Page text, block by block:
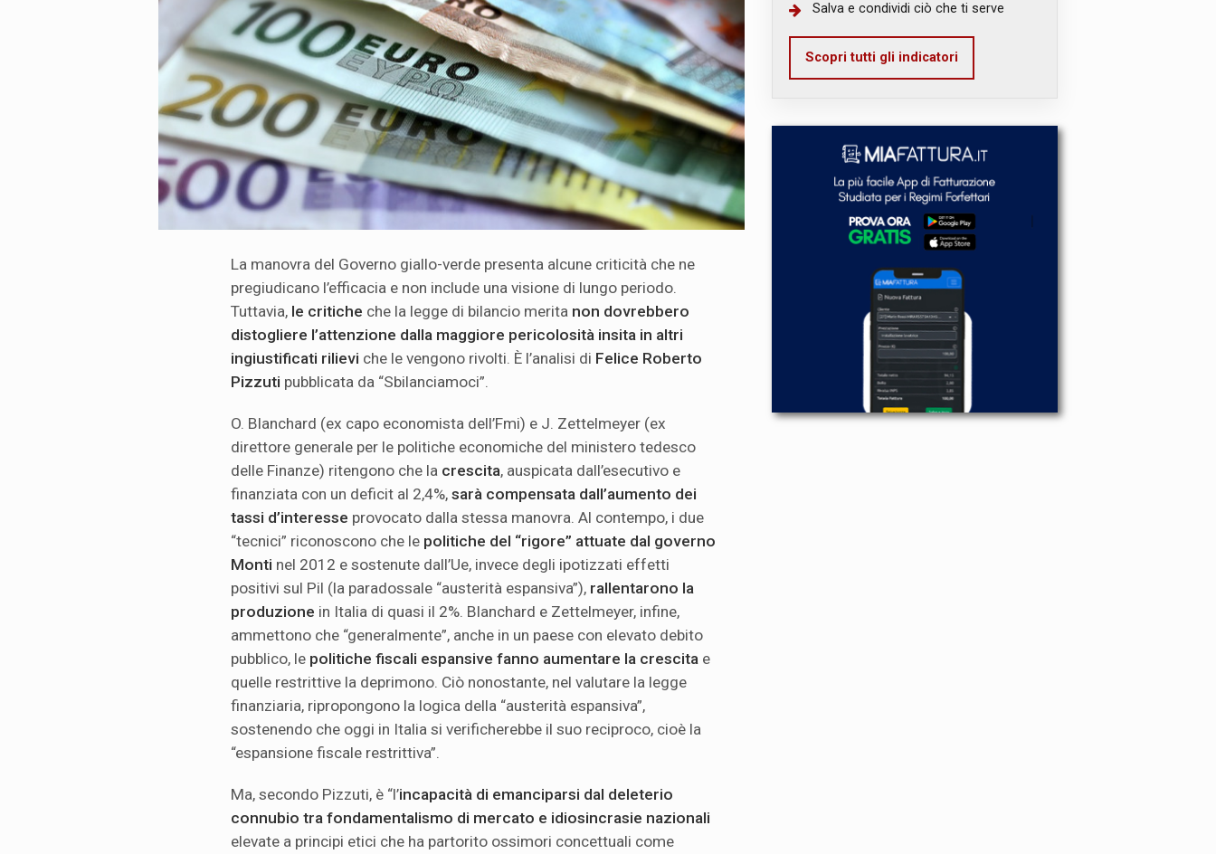
La manovra del Governo giallo-verde presenta alcune criticità che ne
pregiudicano l’efficacia e non include una visione di lungo periodo.
Tuttavia, le critiche che la legge di bilancio merita non dovrebbero
distogliere l’attenzione dalla maggiore pericolosità insita in altri
ingiustificati rilievi che le vengono rivolti. È l’analisi di Felice Roberto
Pizzuti pubblicata da “Sbilanciamoci”.
O. Blanchard (ex capo economista dell’Fmi) e J. Zettelmeyer (ex
direttore generale per le politiche economiche del ministero tedesco
delle Finanze) ritengono che la crescita, auspicata dall’esecutivo e
finanziata con un deficit al 2,4%, sarà compensata dall’aumento dei
tassi d’interesse provocato dalla stessa manovra. Al contempo, i due
“tecnici” riconoscono che le politiche del “rigore” attuate dal governo
Monti nel 2012 e sostenute dall’Ue, invece degli ipotizzati effetti
positivi sul Pil (la paradossale “austerità espansiva”), rallentarono la
produzione in Italia di quasi il 2%. Blanchard e Zettelmeyer, infine,
ammettono che “generalmente”, anche in un paese con elevato debito
pubblico, le politiche fiscali espansive fanno aumentare la crescita e
quelle restrittive la deprimono. Ciò nonostante, nel valutare la legge
finanziaria, ripropongono la logica della “austerità espansiva”,
sostenendo che oggi in Italia si verificherebbe il suo reciproco, cioè la
“espansione fiscale restrittiva”.
Ma, secondo Pizzuti, è “l’incapacità di emanciparsi dal deleterio
connubio tra fondamentalismo di mercato e idiosincrasie nazionali
elevate a principi etici che ha partorito ossimori concettuali come
Salva e condividi ciò che ti serve
Scopri tutti gli indicatori